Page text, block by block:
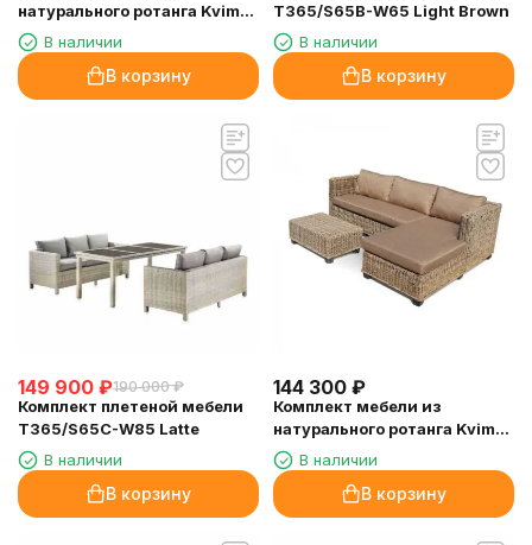
натурального ротанга Kvimol
KM-2011
В наличии
В корзину
T365/S65B-W65 Light Brown
В наличии
В корзину
149 900 ₽190 000 ₽
Комплект плетеной мебели
T365/S65C-W85 Latte
В наличии
В корзину
144 300 ₽
Комплект мебели из
натурального ротанга Kvimol
KM-2002
В наличии
В корзину